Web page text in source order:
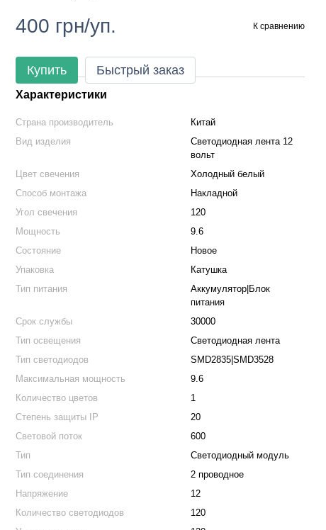
400 грн/уп. К сравнению
Купить Быстрый заказ
Характеристики
Страна производитель
Китай
Вид изделия
Светодиодная лента 12
вольт
Цвет свечения
Холодный белый
Способ монтажа
Накладной
Угол свечения
120
Мощность
9.6
Состояние
Новое
Упаковка
Катушка
Тип питания
Аккумулятор|Блок
питания
Срок службы
30000
Тип освещения
Светодиодная лента
Тип светодиодов
SMD2835|SMD3528
Максимальная мощность
9.6
Количество цветов
1
Степень защиты IP
20
Световой поток
600
Тип
Светодиодный модуль
Тип соединения
2 проводное
Напряжение
12
Количество светодиодов
120